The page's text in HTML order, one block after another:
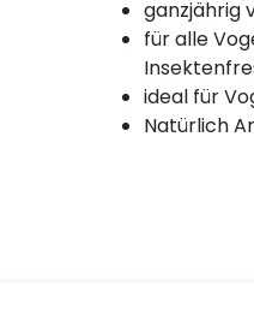
ganzjährig
für alle
ideal für
Natürlich